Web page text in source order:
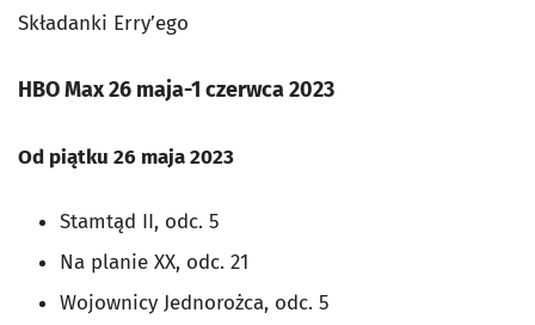
Składanki Erry’ego
HBO Max 26 maja-1 czerwca 2023
Od piątku 26 maja 2023
Stamtąd II, odc. 5
Na planie XX, odc. 21
Wojownicy Jednorożca, odc. 5